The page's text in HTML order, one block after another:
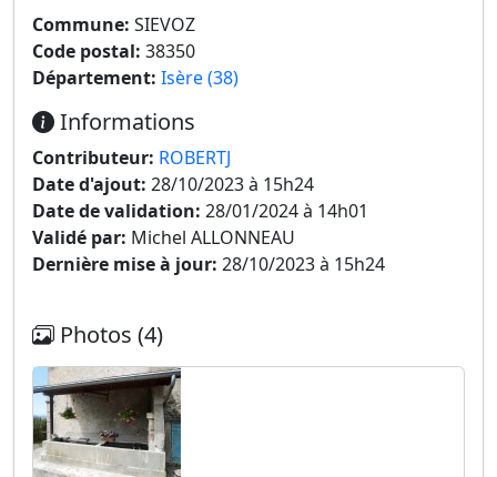
Commune: SIEVOZ
Code postal: 38350
Département: Isère (38)
Informations
Contributeur: ROBERTJ
Date d'ajout: 28/10/2023 à 15h24
Date de validation: 28/01/2024 à 14h01
Validé par: Michel ALLONNEAU
Dernière mise à jour: 28/10/2023 à 15h24
Photos (4)